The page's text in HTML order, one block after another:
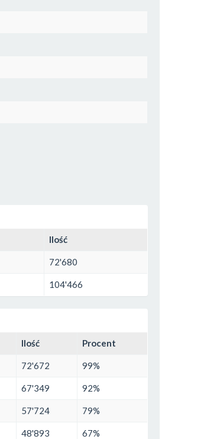
Ilość
72'680
104'466
Ilość Procent
72'672 99%
67'349 92%
57'724 79%
48'893 67%